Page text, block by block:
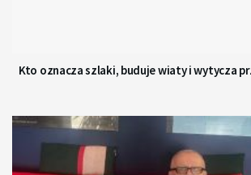
Kto oznacza szlaki, buduje wiaty i wytycza